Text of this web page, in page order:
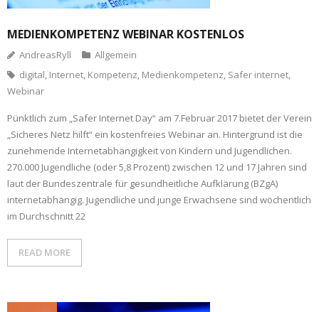
MEDIENKOMPETENZ WEBINAR KOSTENLOS
AndreasRyll
Allgemein
digital, Internet, Kompetenz, Medienkompetenz, Safer internet,
Webinar
Pünktlich zum „Safer Internet Day“ am 7.Februar 2017 bietet der Verein
„Sicheres Netz hilft“ ein kostenfreies Webinar an. Hintergrund ist die
zunehmende Internetabhängigkeit von Kindern und Jugendlichen.
270.000 Jugendliche (oder 5,8 Prozent) zwischen 12 und 17 Jahren sind
laut der Bundeszentrale für gesundheitliche Aufklärung (BZgA)
internetabhängig. Jugendliche und junge Erwachsene sind wöchentlich
im Durchschnitt 22
READ MORE